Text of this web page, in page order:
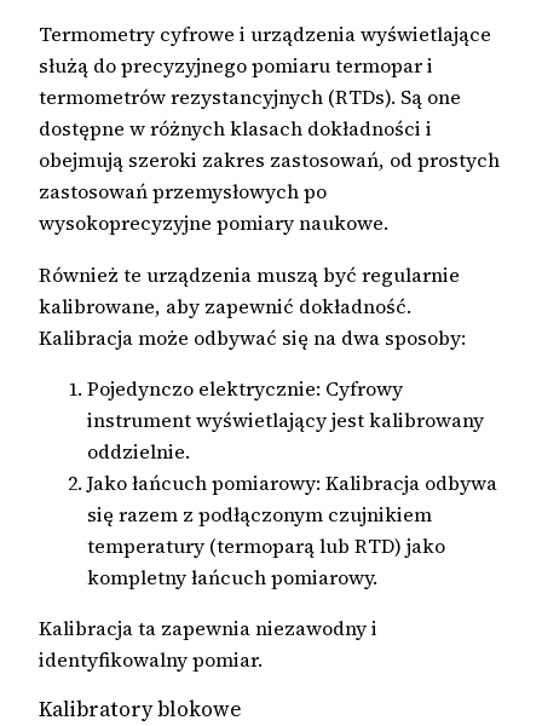
Termometry cyfrowe i urządzenia wyświetlające
służą do precyzyjnego pomiaru termopar i
termometrów rezystancyjnych (RTDs). Są one
dostępne w różnych klasach dokładności i
obejmują szeroki zakres zastosowań, od prostych
zastosowań przemysłowych po
wysokoprecyzyjne pomiary naukowe.
Również te urządzenia muszą być regularnie
kalibrowane, aby zapewnić dokładność.
Kalibracja może odbywać się na dwa sposoby:
Pojedynczo elektrycznie: Cyfrowy
instrument wyświetlający jest kalibrowany
oddzielnie.
Jako łańcuch pomiarowy: Kalibracja odbywa
się razem z podłączonym czujnikiem
temperatury (termoparą lub RTD) jako
kompletny łańcuch pomiarowy.
Kalibracja ta zapewnia niezawodny i
identyfikowalny pomiar.
Kalibratory blokowe